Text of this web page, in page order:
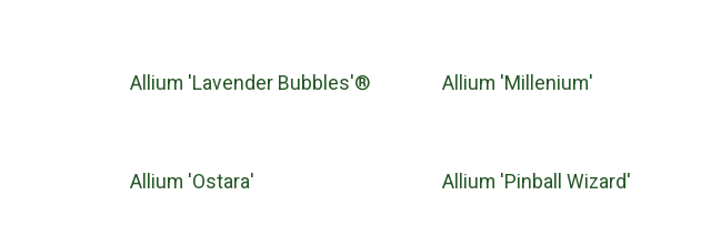
Allium 'Lavender Bubbles'® Allium 'Millenium'
Allium 'Ostara' Allium 'Pinball Wizard'